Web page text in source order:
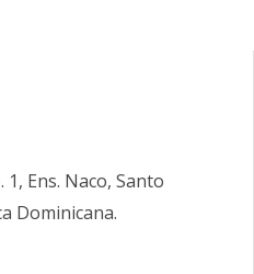
1, Ens. Naco, Santo
Dominicana.